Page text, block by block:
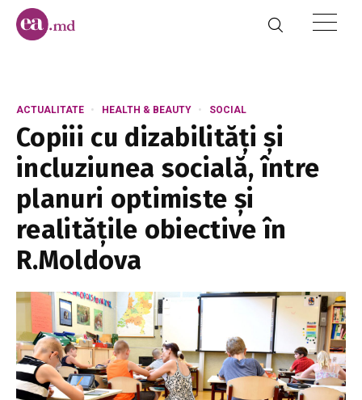
ACTUALITATE HEALTH & BEAUTY SOCIAL
Copiii cu dizabilități și
incluziunea socială, între
planuri optimiste și
realitățile obiective în
R.Moldova